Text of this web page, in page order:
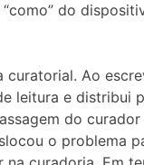
do
Ao
leitura e distribui
do curador
o problema